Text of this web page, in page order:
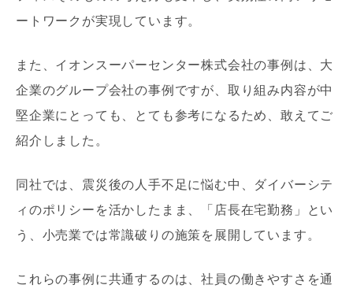
ートワークが実現しています。
また、イオンスーパーセンター株式会社の事例は、大
企業のグループ会社の事例ですが、取り組み内容が中
堅企業にとっても、とても参考になるため、敢えてご
紹介しました。
同社では、震災後の人手不足に悩む中、ダイバーシテ
ィのポリシーを活かしたまま、「店長在宅勤務」とい
う、小売業では常識破りの施策を展開しています。
これらの事例に共通するのは、社員の働きやすさを通